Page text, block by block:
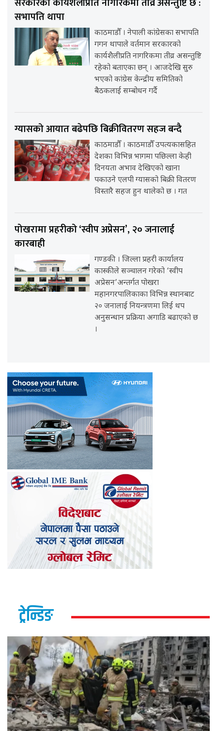
सभापति थापा
काठमाडौँ । नेपाली कांग्रेसका सभापति
गगन थापाले वर्तमान सरकारको
कार्यशैलीप्रति नागरिकमा तीव्र असन्तुष्टि
रहेको बताएका छन् । आजदेखि सुरु
भएको कांग्रेस केन्द्रीय समितिको
बैठकलाई सम्बोधन गर्दै
ग्यासको आयात बढेपछि बिक्रीवितरण सहज बन्दै
काठमाडौँ । काठमाडौँ उपत्यकासहित
देशका विभिन्न भागमा पछिल्ला केही
दिनयता अभाव देखिएको खाना
पकाउने एलपी ग्यासको बिक्री वितरण
विस्तारै सहज हुन थालेको छ । गत
पोखरामा प्रहरीको ‘स्वीप अप्रेसन’, २० जनालाई
कारबाही
गण्डकी । जिल्ला प्रहरी कार्यालय
कास्कीले सञ्चालन गरेको ‘स्वीप
अप्रेसन’अन्तर्गत पोखरा
महानगरपालिकाका विभिन्न स्थानबाट
२० जनालाई नियन्त्रणमा लिई थप
अनुसन्धान प्रक्रिया अगाडि बढाएको छ
।
ट्रेन्डिङ